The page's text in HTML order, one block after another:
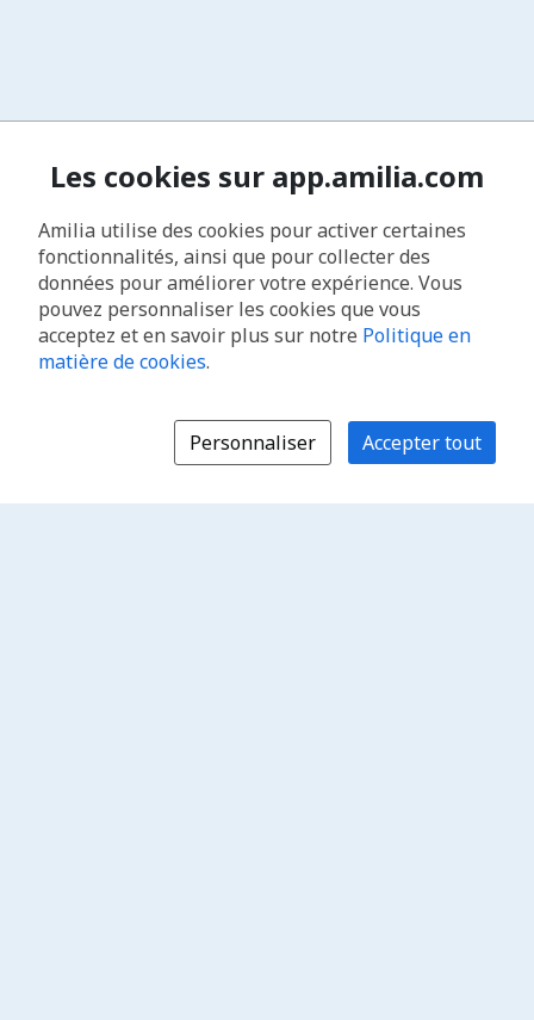
Les cookies sur app.amilia.com
Amilia utilise des cookies pour activer certaines
fonctionnalités, ainsi que pour collecter des
données pour améliorer votre expérience. Vous
pouvez personnaliser les cookies que vous
acceptez et en savoir plus sur notre Politique en
matière de cookies.
Personnaliser Accepter tout